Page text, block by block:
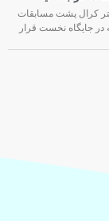
شناگر تیم ملی ایران، در دور مقدماتی ماده ۵۰ متر کرال پشت مسابقات